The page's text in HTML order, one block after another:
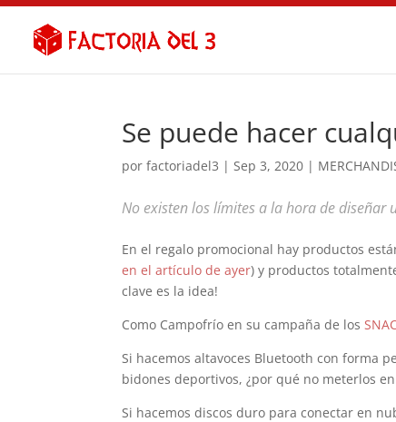
Se puede hacer
porfactoriadel3 |Sep 3, 2020 |
No existen los límites a la hora de diseñar
En el regalo promocional hay productos
en el artículo de ayer) y productos
clave es la idea!
Como Campofrío en su campaña de los
Si hacemos altavoces Bluetooth con forma
bidones deportivos, ¿por qué no meterlos
Si hacemos discos duro para conectar en